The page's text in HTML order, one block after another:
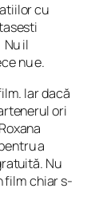
cu
il
nu e.
Iar dacă
ori
a
Nu
film chiar s-